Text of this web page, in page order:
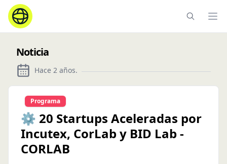
Noticia
Hace 2 años.
Programa
⚙️ 20 Startups Aceleradas por
Incutex, CorLab y BID Lab -
CORLAB